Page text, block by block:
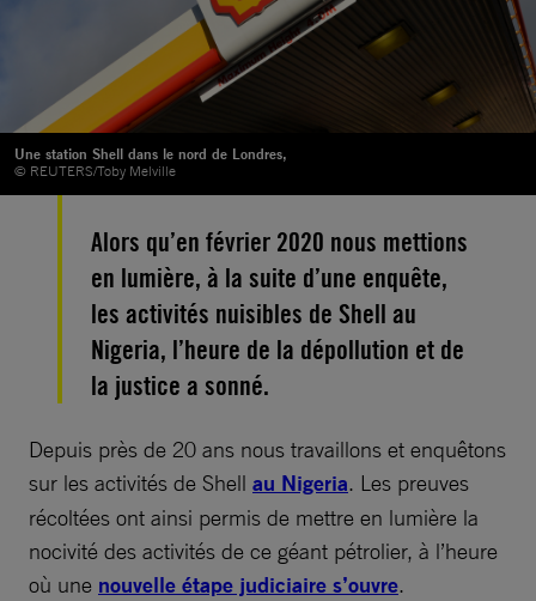
Une station Shell dans le nord de Londres,
© REUTERS/Toby Melville
Alors qu’en février 2020 nous mettions
en lumière, à la suite d’une enquête,
les activités nuisibles de Shell au
Nigeria, l’heure de la dépollution et de
la justice a sonné.
Depuis près de 20 ans nous travaillons et enquêtons
sur les activités de Shell au Nigeria. Les preuves
récoltées ont ainsi permis de mettre en lumière la
nocivité des activités de ce géant pétrolier, à l’heure
où une nouvelle étape judiciaire s’ouvre.